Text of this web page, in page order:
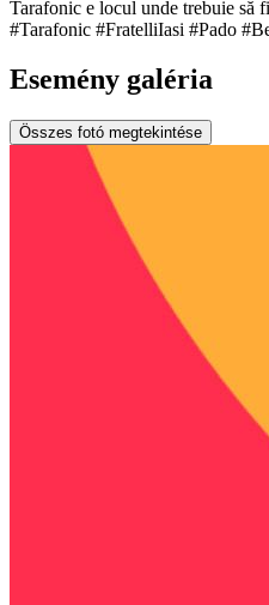
Tarafonic e locul unde trebuie să
#Tarafonic #FratelliIasi #Pado
Esemény galéria
Összes fotó megtekintése